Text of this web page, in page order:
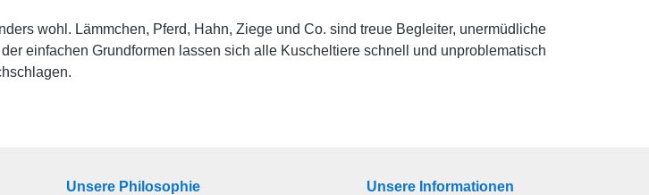
wohl. Lämmchen, Pferd, Hahn, Ziege und Co. sind treue Begleiter, unermüdliche
einfachen Grundformen lassen sich alle Kuscheltiere schnell und unproblematisch
Unsere Philosophie Unsere Informationen